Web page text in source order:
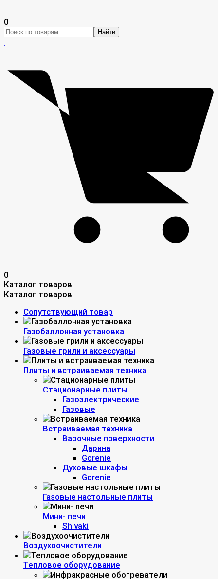
0
Найти
0
Каталог товаров
Каталог товаров
Сопутствующий товар
Газобаллонная установка
Газовые грили и аксессуары
Плиты и встраиваемая техника
Стационарные плиты
Газоэлектрические
Газовые
Встраиваемая техника
Варочные поверхности
Дарина
Gorenie
Духовые шкафы
Gorenie
Газовые настольные плиты
Мини- печи
Shivaki
Воздухоочистители
Тепловое оборудование